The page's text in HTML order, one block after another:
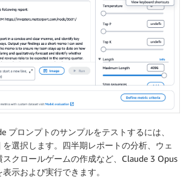
プロンプトのサンプルをテストするには、
を選択します。四半期レポートの分析、ウェ
クロールゲームの作成など、Claude 3 Opus
示および実行できます。